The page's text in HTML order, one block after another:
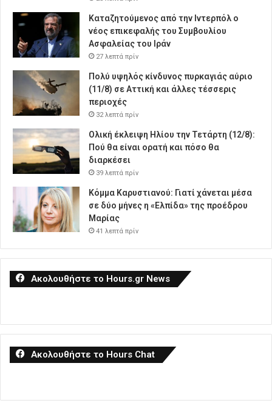
Καταζητούμενος από την Ιντερπόλ ο
νέος επικεφαλής του Συμβουλίου
Ασφαλείας του Ιράν
27 λεπτά πρίν
Πολύ υψηλός κίνδυνος πυρκαγιάς αύριο
(11/8) σε Αττική και άλλες τέσσερις
περιοχές
32 λεπτά πρίν
Ολική έκλειψη Ηλίου την Τετάρτη (12/8):
Πού θα είναι ορατή και πόσο θα
διαρκέσει
39 λεπτά πρίν
Κόμμα Καρυστιανού: Γιατί χάνεται μέσα
σε δύο μήνες η «Ελπίδα» της προέδρου
Μαρίας
41 λεπτά πρίν
Ακολουθήστε το Hours.gr News
Ακολουθήστε το Hours Chat